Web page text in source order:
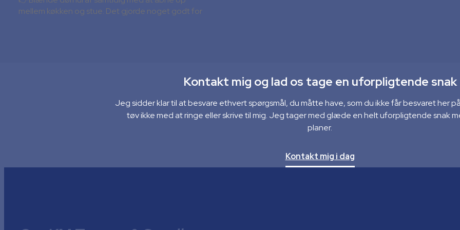
mellem køkken og stue. Det gjorde noget godt for
KM Tømrer & Snedker
4 months ago
spurgt, om jeg ville støtte lokalt på
Trekronerskolen/Solstrålen- selvfølgelig 🔨😄
Kontakt mig og lad os tage en uforpligtende snak
Jeg sidder klar til at besvare ethvert spørgsmål, du måtte have, som du ikke får besvaret her
tøv ikke med at ringe eller skrive til mig. Jeg tager med glæde en helt uforpligtende snak
planer.
Kontakt mig i dag